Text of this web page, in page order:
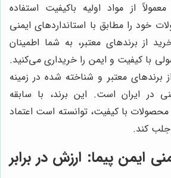
از مواد اولیه باکیفیت استفاده
خود را مطابق با استانداردهای ایمنی
از برندهای معتبر، به شما اطمینان
با کیفیت و ایمن را خریداری می‌کنید.
برندهای معتبر و شناخته شده در زمینه
در ایران است. این برند، با سابقه
محصولات با کیفیت، توانسته است اعتماد
جلب کند.
ایمن پیما: ارزش در برابر